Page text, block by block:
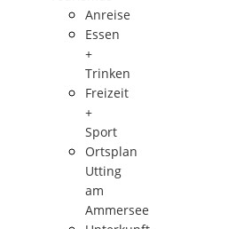
Anreise
Essen
+
Trinken
Freizeit
+
Sport
Ortsplan
Utting
am
Ammersee